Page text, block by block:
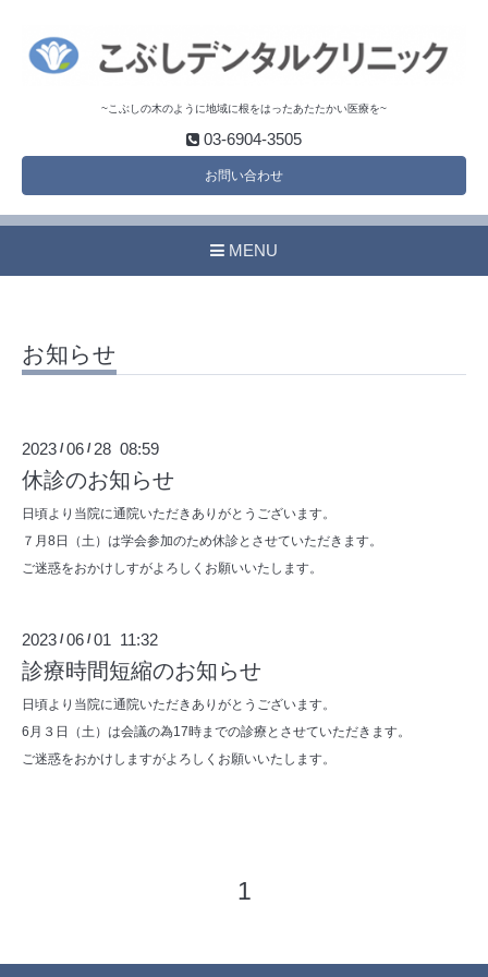
~こぶしの木のように地域に根をはったあたたかい医療を~
03-6904-3505
お問い合わせ
MENU
お知らせ
2023 /06 / 28 08:59
休診のお知らせ
日頃より当院に通院いただきありがとうございます。
７月8日（土）は学会参加のため休診とさせていただきます。
ご迷惑をおかけしすがよろしくお願いいたします。
2023 /06 /01 11:32
診療時間短縮のお知らせ
日頃より当院に通院いただきありがとうございます。
6月３日（土）は会議の為17時までの診療とさせていただきます。
ご迷惑をおかけしますがよろしくお願いいたします。
1